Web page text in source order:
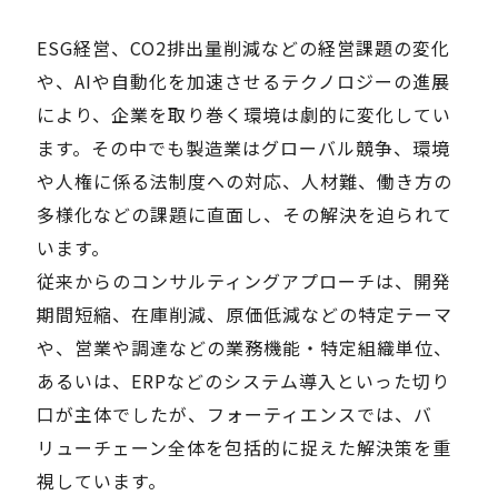
EN
JP
ESG経営、CO2排出量削減などの経営課題の変化
や、AIや自動化を加速させるテクノロジーの進展
により、企業を取り巻く環境は劇的に変化してい
ます。その中でも製造業はグローバル競争、環境
や人権に係る法制度への対応、人材難、働き方の
多様化などの課題に直面し、その解決を迫られて
います。
従来からのコンサルティングアプローチは、開発
期間短縮、在庫削減、原価低減などの特定テーマ
や、営業や調達などの業務機能・特定組織単位、
あるいは、ERPなどのシステム導入といった切り
口が主体でしたが、フォーティエンスでは、バ
リューチェーン全体を包括的に捉えた解決策を重
視しています。